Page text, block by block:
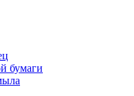
бумаги